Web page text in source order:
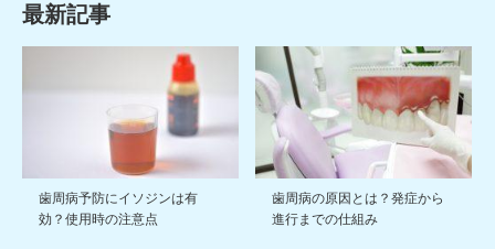
最新記事
歯周病予防にイソジンは有
効？使用時の注意点
歯周病の原因とは？発症から
進行までの仕組み